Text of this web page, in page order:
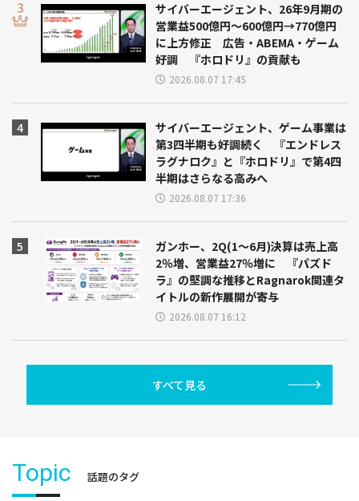
サイバーエージェント、26年9月期の
営業益500億円～600億円→770億円
に上方修正 広告・ABEMA・ゲーム
好調 『ホロドリ』の貢献も
2026.08.07 17:45
サイバーエージェント、ゲーム事業は
第3四半期も好調続く 『エンドレス
ラグナロク』と『ホロドリ』で第4四
半期はさらなる高みへ
2026.08.07 17:36
ガンホー、2Q(1～6月)決算は売上高
2％増、営業益27％増に 『パズド
ラ』の堅調な推移とRagnarok関連タ
イトルの新作展開が寄与
2026.08.07 16:12
すべて見る
Topic 話題のタグ